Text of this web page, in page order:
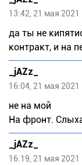
13:42, 21 мая 2021
да ты не
контракт, и на
_jAZz_
16:04, 21 мая 2021
не на мой
На фронт.
_jAZz_
16:19, 21 мая 2021